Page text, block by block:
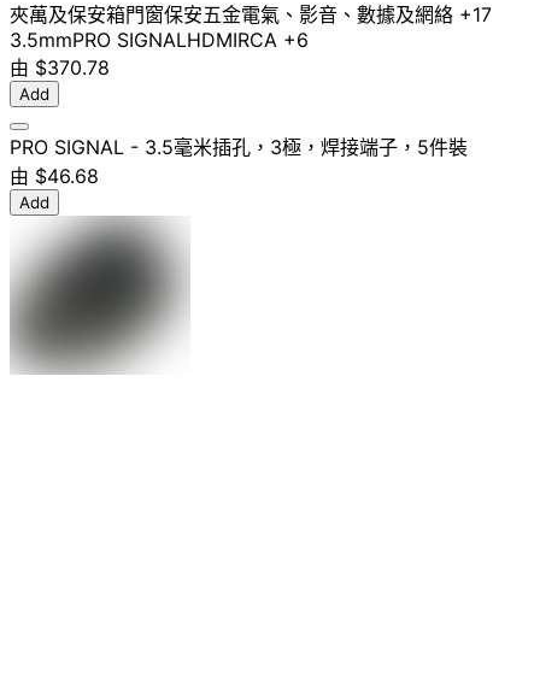
夾萬及保安箱門窗保安五金電氣、影音、數據及網絡 +17
3.5mmPRO SIGNALHDMIRCA +6
由 $370.78
Add
PRO SIGNAL - 3.5毫米插孔，3極，焊接端子，5件裝
由 $46.68
Add